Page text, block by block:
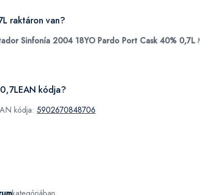
raktáron van?
Sinfonía 2004 18YO Pardo Port Cask 40% 0,7L
kódja?
kódja: 5902670848706